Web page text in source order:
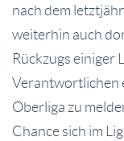
nach dem
weiterhin auch
Rückzugs einiger
Verantwortlichen
Oberliga zu
Chance sich im